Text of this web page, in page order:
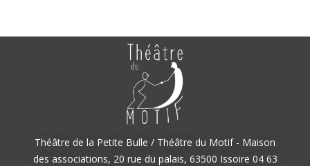
Théâtre de la Petite Bulle / Théâtre du Motif - Maison
des associations, 20 rue du palais, 63500 Issoire 04 63